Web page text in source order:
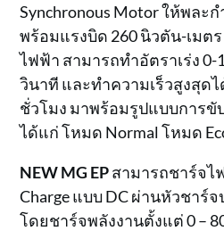
Synchronous Motor ให้พละ
พร้อมแรงบิด 260 นิวตัน-เมต
ไฟฟ้า สามารถทำอัตราเร่ง 0-
วินาที และทำความเร็วสูงสุด
ชั่วโมง มาพร้อมรูปแบบการขั
ได้แก่ โหมด Normal โหมด
NEW MG EPสามารถชาร์จไ
Charge แบบ DC ผ่านหัวชาร์จ
โดยชาร์จพลังงานตั้งแต่ 0 –